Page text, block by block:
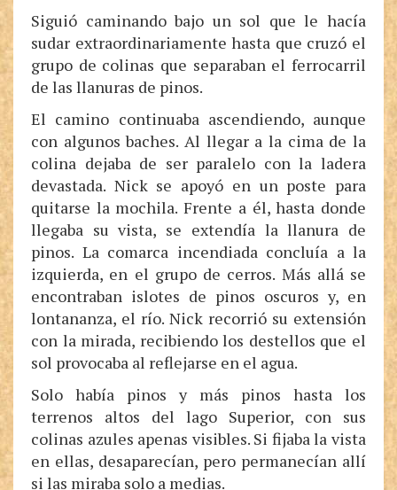
Siguió caminando bajo un sol que le hacía
sudar extraordinariamente hasta que cruzó el
grupo de colinas que separaban el ferrocarril
de las llanuras de pinos.
El camino continuaba ascendiendo, aunque
con algunos baches. Al llegar a la cima de la
colina dejaba de ser paralelo con la ladera
devastada. Nick se apoyó en un poste para
quitarse la mochila. Frente a él, hasta donde
llegaba su vista, se extendía la llanura de
pinos. La comarca incendiada concluía a la
izquierda, en el grupo de cerros. Más allá se
encontraban islotes de pinos oscuros y, en
lontananza, el río. Nick recorrió su extensión
con la mirada, recibiendo los destellos que el
sol provocaba al reflejarse en el agua.
Solo había pinos y más pinos hasta los
terrenos altos del lago Superior, con sus
colinas azules apenas visibles. Si fijaba la vista
en ellas, desaparecían, pero permanecían allí
si las miraba solo a medias.